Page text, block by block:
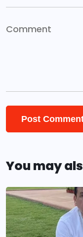
You may